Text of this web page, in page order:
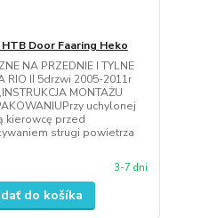
HTB Door Faaring Heko
NA PRZEDNIE I TYLNE
RIO II 5drzwi 2005-2011r
MONTAŻU
uchylonej
kierowcę przed
strugi powietrza
3-7 dni
do košíka